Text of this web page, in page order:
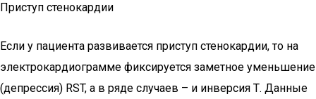
Приступ стенокардии
Если у пациента развивается приступ стенокардии, то на
электрокардиограмме фиксируется заметное уменьшение
(депрессия) RST, а в ряде случаев – и инверсия Т. Данные